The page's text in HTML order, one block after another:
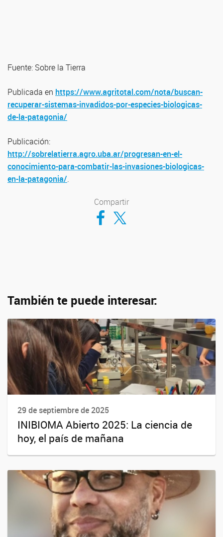
Fuente: Sobre la Tierra
Publicada en https://www.agritotal.com/nota/buscan-
recuperar-sistemas-invadidos-por-especies-biologicas-
de-la-patagonia/
Publicación:
http://sobrelatierra.agro.uba.ar/progresan-en-el-
conocimiento-para-combatir-las-invasiones-biologicas-
en-la-patagonia/.
Compartir
Compartir en Facebook
Compartir en Twitter
También te puede interesar:
29 de septiembre de 2025
INIBIOMA Abierto 2025: La ciencia de
hoy, el país de mañana